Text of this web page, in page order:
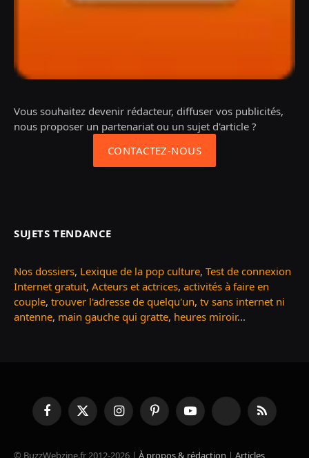
Vous souhaitez devenir rédacteur, diffuser vos publicités,
nous proposer un partenariat ou un sujet d'article ?
CONTACTEZ-NOUS
SUJETS TENDANCE
Nos dossiers, Lexique de la pop culture, Test de connexion
Internet gratuit, Acteurs et actrices, activités à faire en
couple, trouver l'adresse de quelqu'un, tv sans internet ni
antenne, main gauche qui gratte, heures miroir...
FacebookX
(Twitter)
InstagramPinterestYouTube TikTok RSS
© BuzzWebzine.fr 2012-2026 | À propos & rédaction | Articles